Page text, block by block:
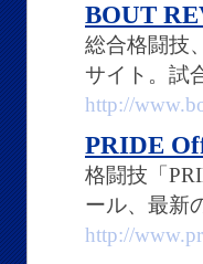
BOUT
総合格闘技
サイト。試
http://
PRIDE
格闘技「
ール、最新
http://